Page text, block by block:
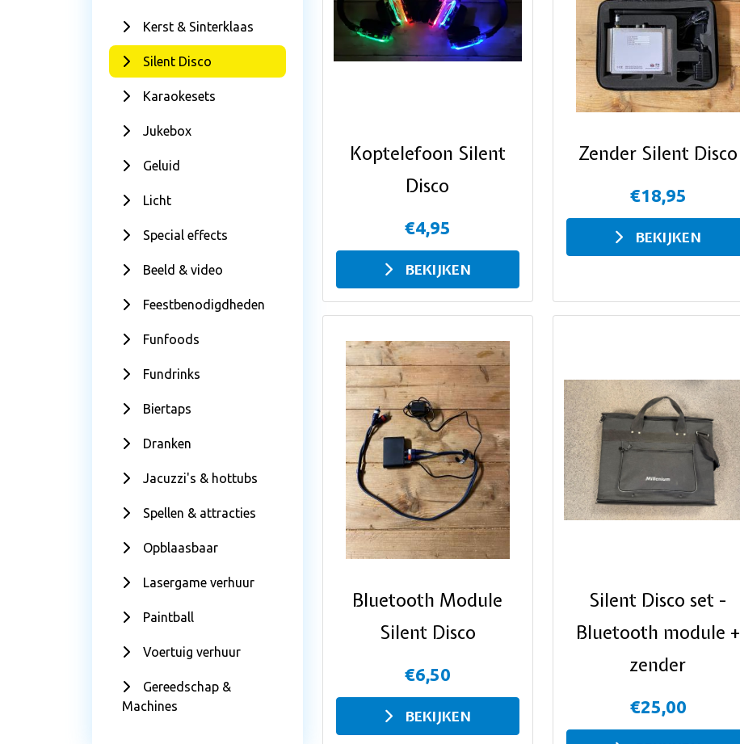
Kerst & Sinterklaas
Silent Disco
Karaokesets
Jukebox
Geluid
Licht
Special effects
Beeld & video
Feestbenodigdheden
Funfoods
Fundrinks
Biertaps
Dranken
Jacuzzi's & hottubs
Spellen & attracties
Opblaasbaar
Lasergame verhuur
Paintball
Voertuig verhuur
Gereedschap &
Machines
Koptelefoon Silent
Disco
€4,95
BEKIJKEN
Zender Silent Disco
€18,95
BEKIJKEN
Bluetooth Module
Silent Disco
€6,50
BEKIJKEN
Silent Disco set -
Bluetooth module +
zender
€25,00